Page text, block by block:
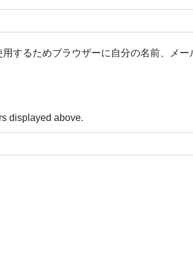
するためブラウザーに自分の名前、メー
displayed above.